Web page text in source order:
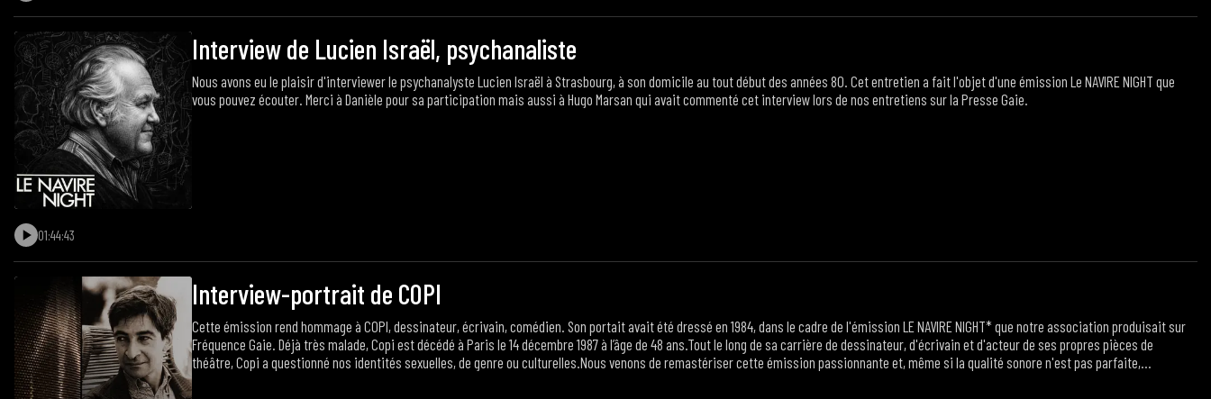
Interview de Lucien Israël, psychanaliste
Nous avons eu le plaisir d'interviewer le psychanalyste Lucien Israël à Strasbourg, à son domicile au tout début des années 80. Cet entretien a fait l'objet d'une émission Le NAVIRE NIGHT que
vous pouvez écouter. Merci à Danièle pour sa participation mais aussi à Hugo Marsan qui avait commenté cet interview lors de nos entretiens sur la Presse Gaie.
01:44:43
Interview-portrait de COPI
Cette émission rend hommage à COPI, dessinateur, écrivain, comédien. Son portait avait été dressé en 1984, dans le cadre de l'émission LE NAVIRE NIGHT* que notre association produisait sur
Fréquence Gaie. Déjà très malade, Copi est décédé à Paris le 14 décembre 1987 à l’âge de 48 ans.Tout le long de sa carrière de dessinateur, d'écrivain et d'acteur de ses propres pièces de
théâtre, Copi a questionné nos identités sexuelles, de genre ou culturelles.Nous venons de remastériser cette émission passionnante et, même si la qualité sonore n'est pas parfaite,
l'interview s'accompagne d'extraits de ses spectacles, de lectures, soutenue par quelques musicaux argentins sélectionnés par ou pour Copi.